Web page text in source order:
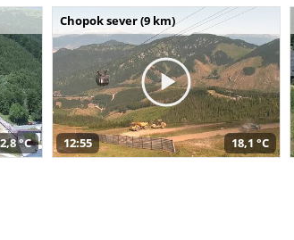
°C
Chopok sever (9 km)
12:55 18,1 °C